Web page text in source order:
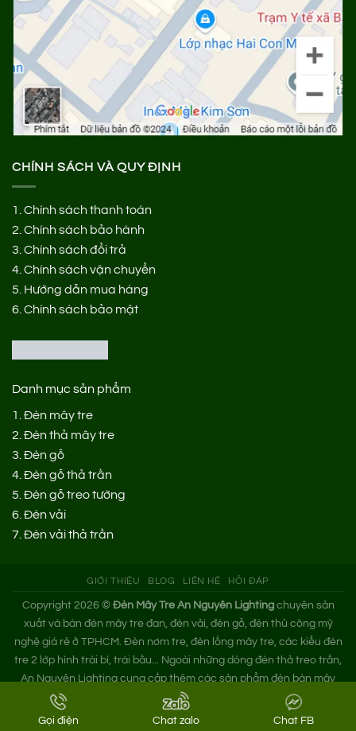
Gọi điện Chat zalo Chat FB
CHÍNH SÁCH VÀ QUY ĐỊNH
1. Chính sách thanh toán
2. Chính sách bảo hành
3. Chính sách đổi trả
4. Chính sách vận chuyển
5. Hướng dẫn mua hàng
6. Chính sách bảo mật
Danh mục sản phẩm
1. Đèn mây tre
2. Đèn thả mây tre
3. Đèn gỗ
4. Đèn gỗ thả trần
5. Đèn gỗ treo tường
6. Đèn vải
7. Đèn vải thả trần
GIỚI THIỆU BLOG LIÊN HỆ HỎI ĐÁP
Copyright 2026 © Đèn Mây Tre An Nguyên Lightingchuyên sản
xuất và bán đèn mây tre đan, đèn vải, đèn gỗ, đèn thủ công mỹ
nghệ giá rẻ ở TPHCM. Đèn nơm tre, đèn lồng mây tre, các kiểu đèn
tre 2 lớp hình trái bí, trái bầu... Ngoài những dòng đèn thả treo trần,
An Nguyên Lighting cung cấp thêm các sản phẩm đèn bàn mây
tre. Nếu bạn cần tìm xưởng đèn mây tre trang trí hoặc mua đèn tre
đan giá sỉ hãy liên hệ ngay An Nguyên nhé!